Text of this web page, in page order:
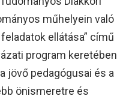
műhelyein való
ellátása” című
program keretében
jövő pedagógusai és a
önismeretre és